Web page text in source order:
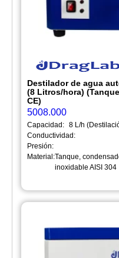
Destilador de agua
(8 Litros/hora)
CE)
5008.000
Capacidad: 8 L/h
Conductividad:
Presión:
Material:Tanque,
inoxidable AISI 304